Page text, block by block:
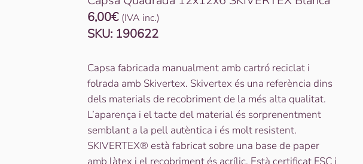
6,00€ (IVA inc.)
SKU: 190622
Capsa fabricada manualment amb cartró reciclat i
folrada amb Skivertex. Skivertex és una referència dins
dels materials de recobriment de la més alta qualitat.
L’aparença i el tacte del material és sorprenentment
semblant a la pell autèntica i és molt resistent.
SKIVERTEX® està fabricat sobre una base de paper